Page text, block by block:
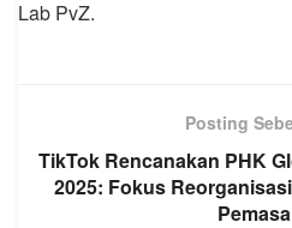
Lab PvZ.
Posting
TikTok Rencanakan PHK
2025: Fokus